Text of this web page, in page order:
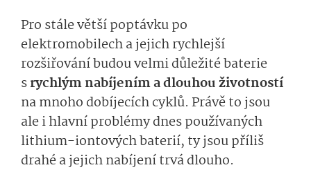
Pro stále větší poptávku po
elektromobilech a jejich rychlejší
rozšiřování budou velmi důležité baterie
srychlým nabíjením a dlouhou životností
na mnoho dobíjecích cyklů. Právě to jsou
ale i hlavní problémy dnes používaných
lithium-iontových baterií, ty jsou příliš
drahé a jejich nabíjení trvá dlouho.